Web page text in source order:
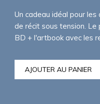
était :
35,00€.
est :
Un cadeau idéal pour
de récit sous tension. Le
BD + l'artbook avec les
AJOUTER AU PANIER